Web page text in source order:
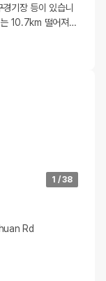
기장 등이 있습니
10.7km 떨어져…
1 /38
Rd